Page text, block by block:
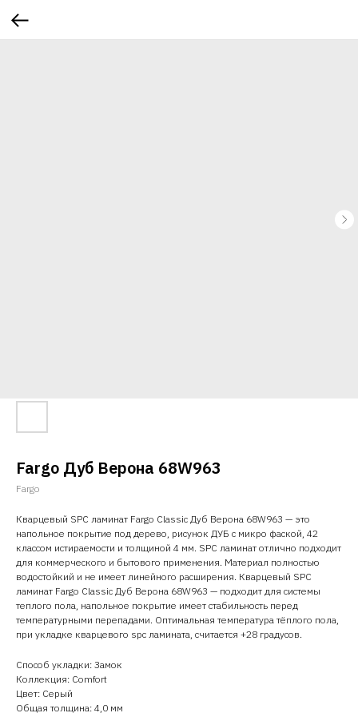
Fargo Дуб Верона 68W963
Fargo
Кварцевый SPC ламинат Fargo Classic Дуб Верона 68W963 — это
напольное покрытие под дерево, рисунок ДУБ с микро фаской, 42
классом истираемости и толщиной 4 мм. SPC ламинат отлично подходит
для коммерческого и бытового применения. Материал полностью
водостойкий и не имеет линейного расширения. Кварцевый SPC
ламинат Fargo Classic Дуб Верона 68W963 — подходит для системы
теплого пола, напольное покрытие имеет стабильность перед
температурными перепадами. Оптимальная температура тёплого пола,
при укладке кварцевого spc ламината, считается +28 градусов.
Способ укладки: Замок
Коллекция: Comfort
Цвет: Серый
Общая толщина: 4,0 мм